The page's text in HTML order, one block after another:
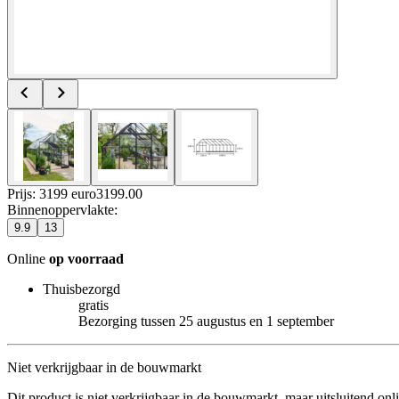
Prijs: 3199 euro3199.00
Binnenoppervlakte:
9.9 13
Online op voorraad
Thuisbezorgd
gratis
Bezorging tussen 25 augustus en 1 september
Niet verkrijgbaar in de bouwmarkt